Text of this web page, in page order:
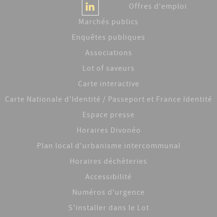
Offres d'emploi
Marchés publics
Enquêtes publiques
Associations
Lot of saveurs
Carte interactive
Carte Nationale d'Identité / Passeport et France Identité
Espace presse
Horaires Divonéo
Plan local d'urbanisme intercommunal
Horaires déchèteries
Accessibilité
Numéros d'urgence
S'installer dans le Lot